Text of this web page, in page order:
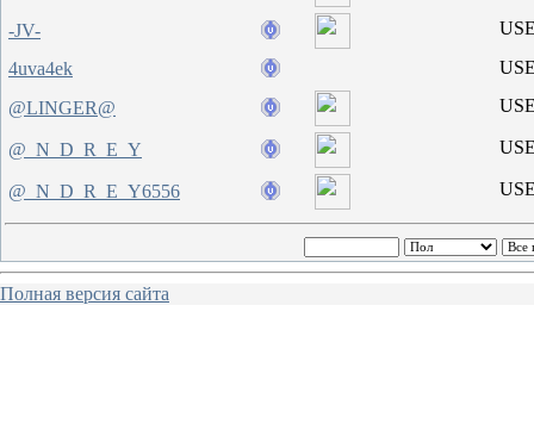
-JV-
4uva4ek
@LINGER@
@_N_D_R_E_Y
@_N_D_R_E_Y6556
Полная версия сайта